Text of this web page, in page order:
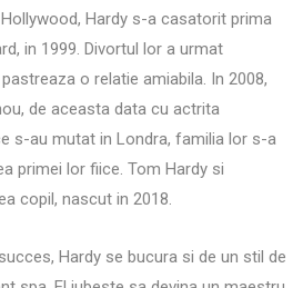
Hardy s-a casatorit prima
in 1999. Divortul lor a urmat
o relatie amiabila. In 2008,
de aceasta data cu actrita
s-au mutat in Londra, familia lor s-a
primei lor fiice. Tom Hardy si
copil, nascut in 2018.
Hardy se bucura si de un stil de